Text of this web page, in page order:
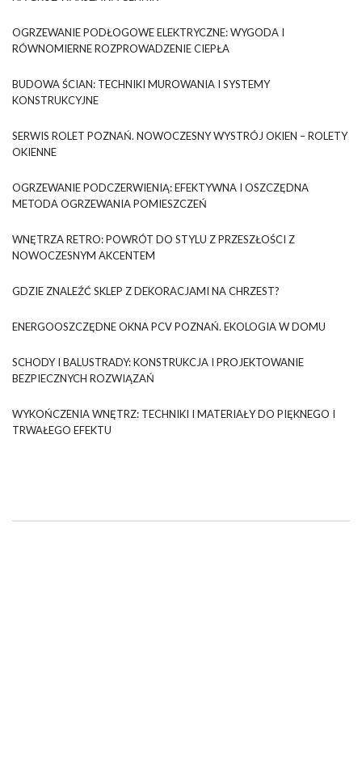
OGRZEWANIE PODŁOGOWE ELEKTRYCZNE: WYGODA I
RÓWNOMIERNE ROZPROWADZENIE CIEPŁA
BUDOWA ŚCIAN: TECHNIKI MUROWANIA I SYSTEMY
KONSTRUKCYJNE
SERWIS ROLET POZNAŃ. NOWOCZESNY WYSTRÓJ OKIEN – ROLETY
OKIENNE
OGRZEWANIE PODCZERWIENIĄ: EFEKTYWNA I OSZCZĘDNA
METODA OGRZEWANIA POMIESZCZEŃ
WNĘTRZA RETRO: POWRÓT DO STYLU Z PRZESZŁOŚCI Z
NOWOCZESNYM AKCENTEM
GDZIE ZNALEŹĆ SKLEP Z DEKORACJAMI NA CHRZEST?
ENERGOOSZCZĘDNE OKNA PCV POZNAŃ. EKOLOGIA W DOMU
SCHODY I BALUSTRADY: KONSTRUKCJA I PROJEKTOWANIE
BEZPIECZNYCH ROZWIĄZAŃ
WYKOŃCZENIA WNĘTRZ: TECHNIKI I MATERIAŁY DO PIĘKNEGO I
TRWAŁEGO EFEKTU